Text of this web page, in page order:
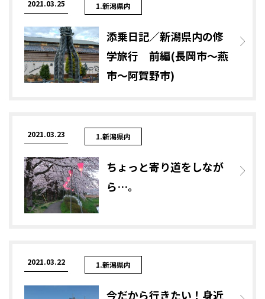
2021.03.25 1.新潟県内
添乗日記／新潟県内の修
学旅行 前編(長岡市～燕
市～阿賀野市)
2021.03.23 1.新潟県内
ちょっと寄り道をしなが
ら…。
2021.03.22 1.新潟県内
今だから行きたい！身近